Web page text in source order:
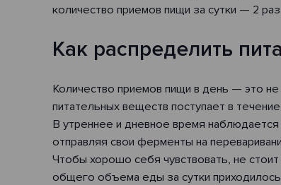
количество приемов пищи за сутки — 2
Как распределить
Количество приемов пищи в день — это не
питательных веществ поступает в
В утреннее и дневное время
отправляя свои ферменты на
Чтобы хорошо себя чувствовать, не
общего объема еды за сутки